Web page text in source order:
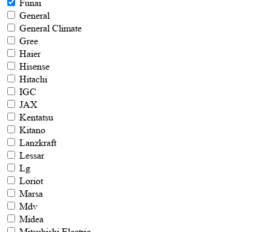
Funai
General
General Climate
Gree
Haier
Hisense
Hitachi
IGC
JAX
Kentatsu
Kitano
Lanzkraft
Lessar
Lg
Loriot
Marsa
Mdv
Midea